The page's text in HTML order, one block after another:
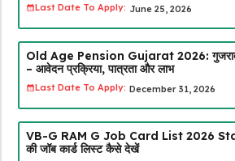
Last Date To Apply: June 25, 2026
Old Age Pension Gujarat 2026: गुजरात
– आवेदन प्रक्रिया, पात्रता और लाभ
Last Date To Apply: December 31, 2026
VB-G RAM G Job Card List 2026
की जॉब कार्ड लिस्ट कैसे देखें